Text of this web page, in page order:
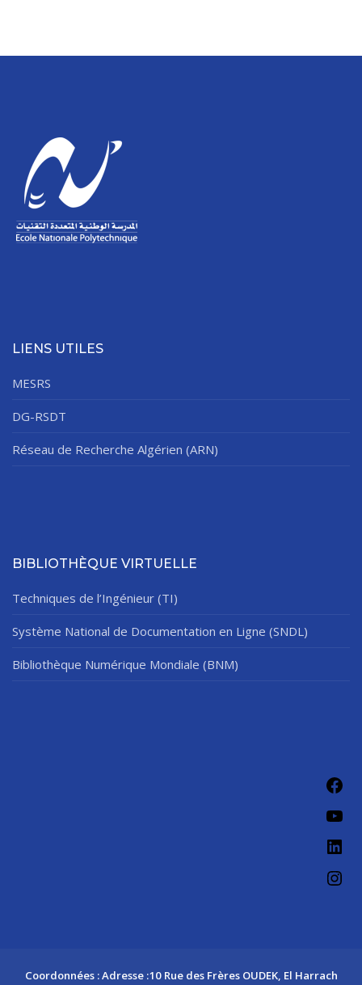
LIENS UTILES
MESRS
DG-RSDT
Réseau de Recherche Algérien (ARN)
BIBLIOTHÈQUE VIRTUELLE
Techniques de l’Ingénieur (TI)
Système National de Documentation en Ligne (SNDL)
Bibliothèque Numérique Mondiale (BNM)
Coordonnées : Adresse :10 Rue des Frères OUDEK, El Harrach